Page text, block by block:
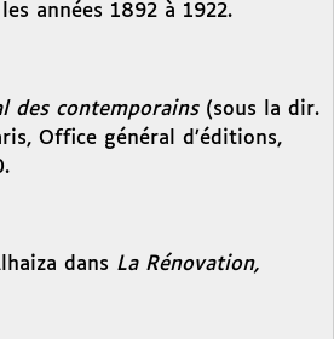
années 1892 à 1922.
des contemporains(sous la dir.
Office général d’éditions,
dans La Rénovation,